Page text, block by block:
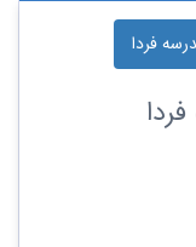
فردا